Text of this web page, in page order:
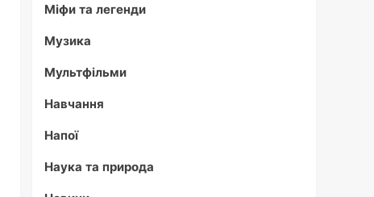
Міфи та легенди
Музика
Мультфільми
Навчання
Напої
Наука та природа